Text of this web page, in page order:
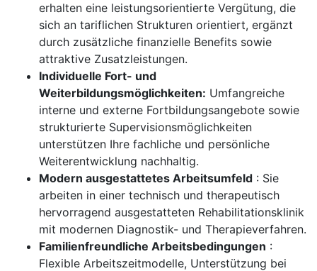
erhalten eine leistungsorientierte Vergütung, die
sich an tariflichen Strukturen orientiert, ergänzt
durch zusätzliche finanzielle Benefits sowie
attraktive Zusatzleistungen.
Individuelle Fort- und
Weiterbildungsmöglichkeiten: Umfangreiche
interne und externe Fortbildungsangebote sowie
strukturierte Supervisionsmöglichkeiten
unterstützen Ihre fachliche und persönliche
Weiterentwicklung nachhaltig.
Modern ausgestattetes Arbeitsumfeld : Sie
arbeiten in einer technisch und therapeutisch
hervorragend ausgestatteten Rehabilitationsklinik
mit modernen Diagnostik- und Therapieverfahren.
Familienfreundliche Arbeitsbedingungen :
Flexible Arbeitszeitmodelle, Unterstützung bei